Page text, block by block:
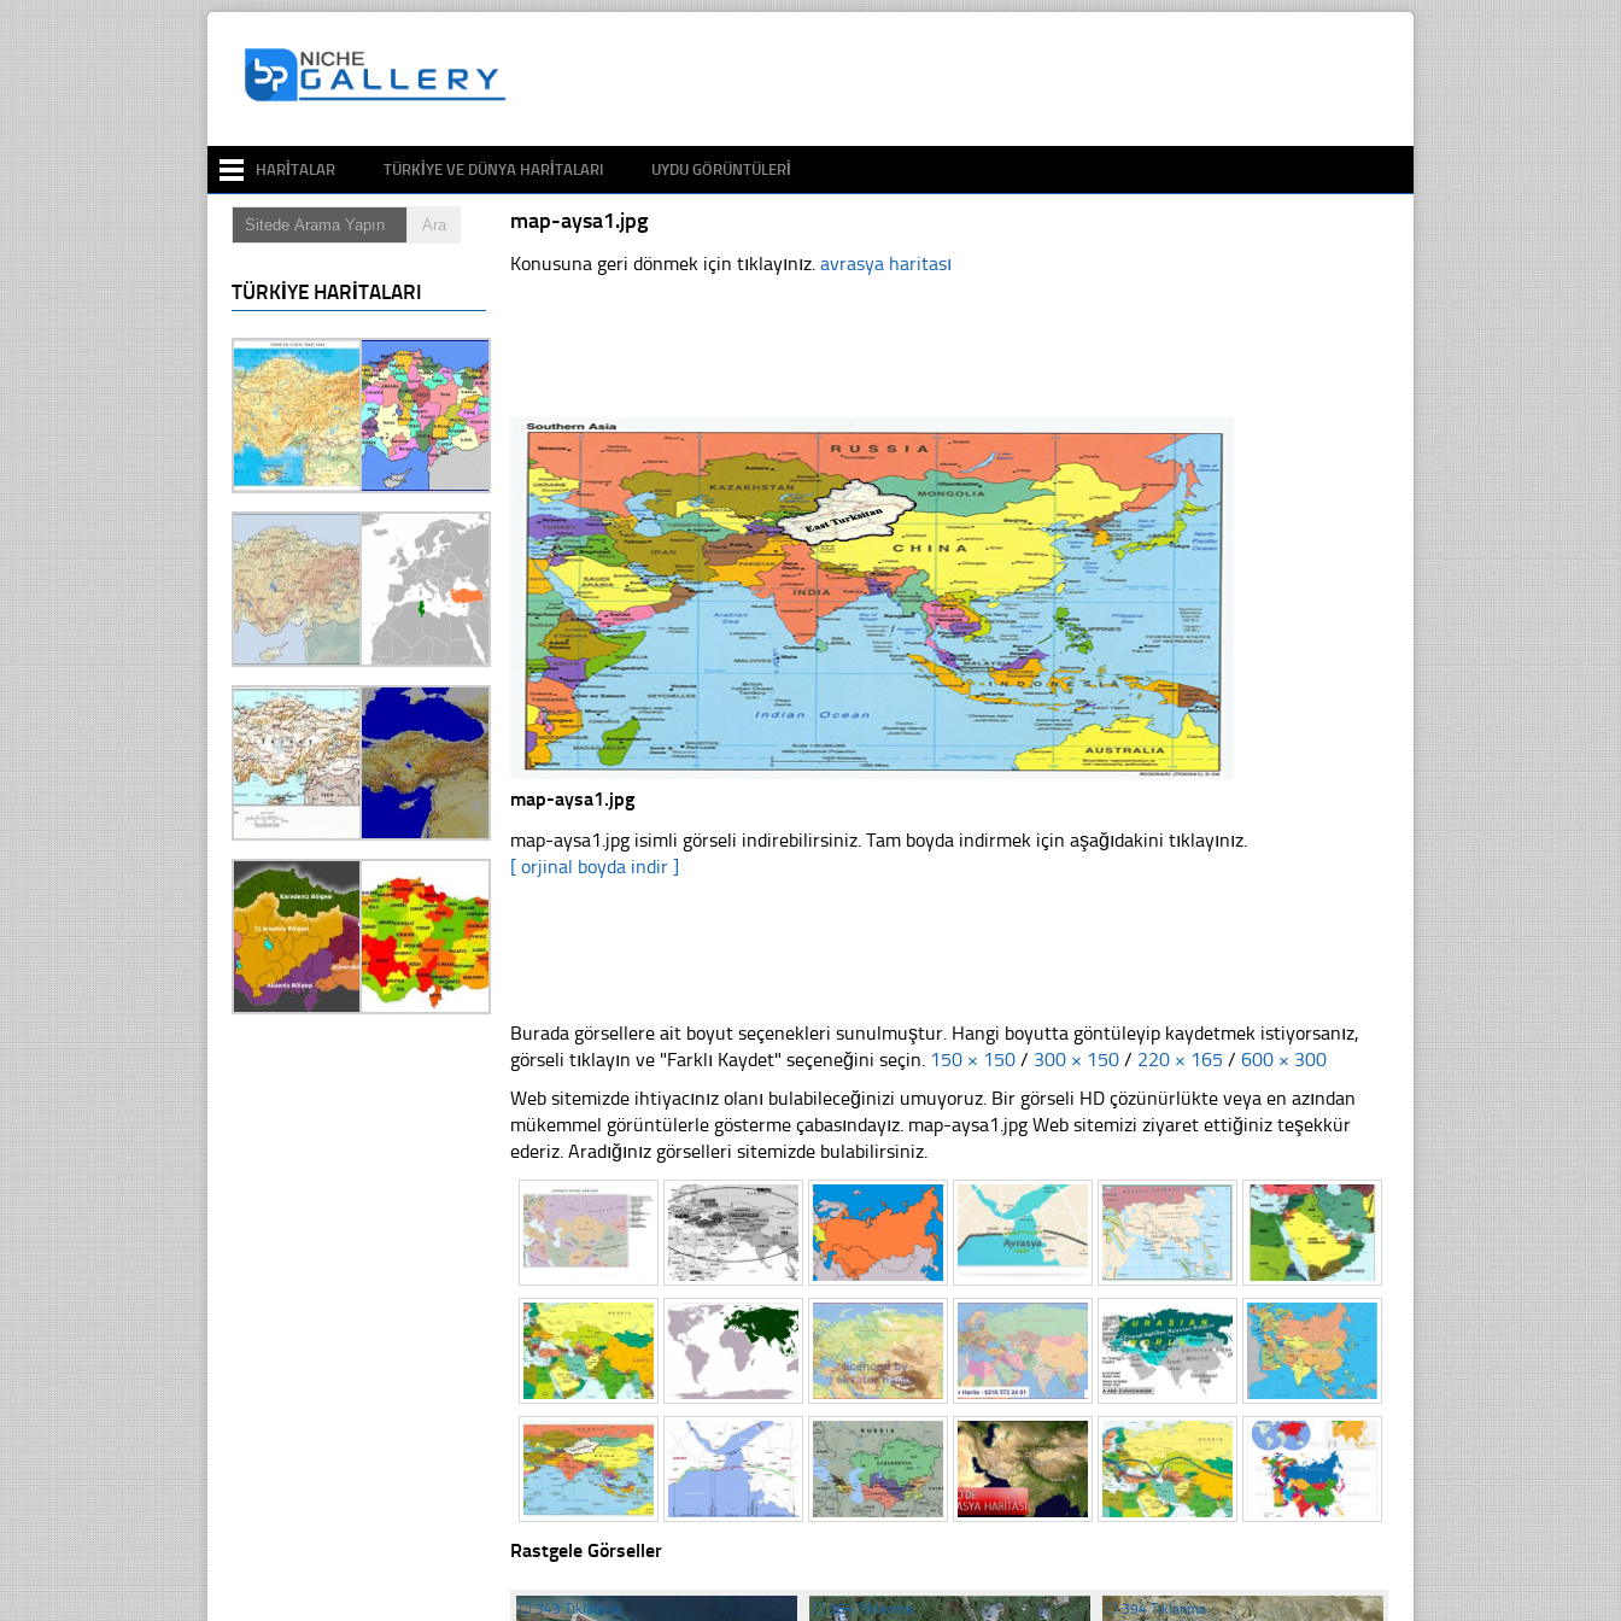
HARITALAR TÜRKIYE VE DÜNYA HARITALARI UYDU GÖRÜNTÜLERI
map-aysa1.jpg
Konusuna geri dönmek için tıklayınız.avrasya haritası
map-aysa1.jpg
map-aysa1.jpg isimli görseli indirebilirsiniz. Tam boyda indirmek için aşağıdakini tıklayınız.
[ orjinal boyda indir ]
Burada görsellere ait boyut seçenekleri sunulmuştur. Hangi boyutta göntüleyip kaydetmek istiyorsanız,
görseli tıklayın ve "Farklı Kaydet" seçeneğini seçin. 150 × 150 / 300 × 150 / 220 × 165 / 600 × 300
Web sitemizde ihtiyacınız olanı bulabileceğinizi umuyoruz. Bir görseli HD çözünürlükte veya en azından
mükemmel görüntülerle gösterme çabasındayız. map-aysa1.jpg Web sitemizi ziyaret ettiğiniz teşekkür
ederiz. Aradığınız görselleri sitemizde bulabilirsiniz.
Rastgele Görseller
☐343 Tıklanma ☐354 Tıklanma ☐394 Tıklanma
TÜRKIYE HARITALARI